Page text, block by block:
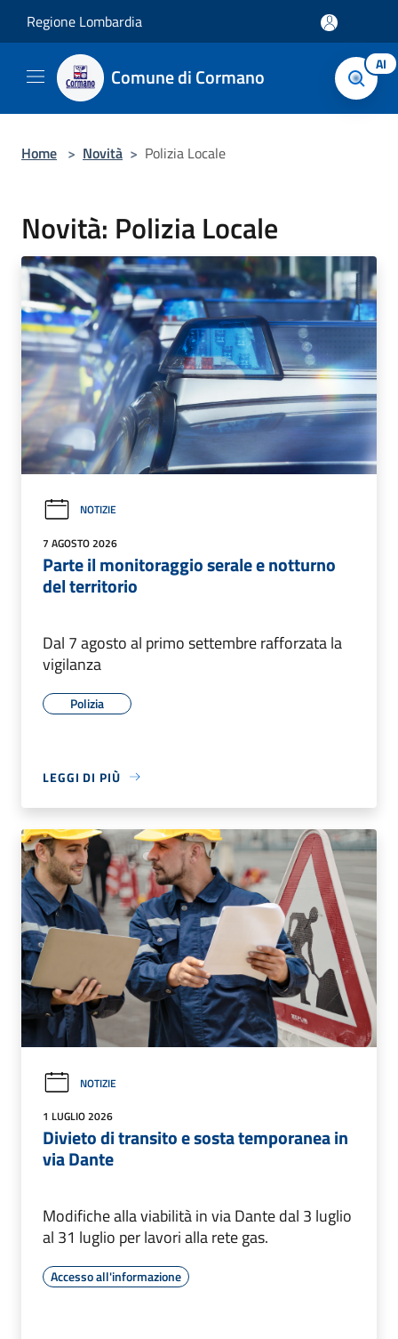
Regione Lombardia
Comune di Cormano AI
Home > Novità > Polizia Locale
Novità: Polizia Locale
NOTIZIE
7 AGOSTO 2026
Parte il monitoraggio serale e notturno
del territorio
Dal 7 agosto al primo settembre rafforzata la
vigilanza
Polizia
LEGGI DI PIÙ
NOTIZIE
1 LUGLIO 2026
Divieto di transito e sosta temporanea in
via Dante
Modifiche alla viabilità in via Dante dal 3 luglio
al 31 luglio per lavori alla rete gas.
Accesso all'informazione